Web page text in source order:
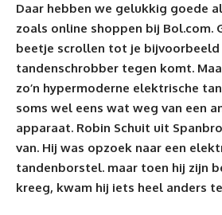
Daar hebben we gelukkig goede
zoals online shoppen bij Bol.com.
beetje scrollen tot je bijvoorbeeld
tandenschrobber tegen komt.
zo’n hypermoderne elektrische
soms wel eens wat weg van een
apparaat. Robin Schuit uit
van. Hij was opzoek naar een
tandenborstel. maar toen hij zijn
kreeg, kwam hij iets heel anders